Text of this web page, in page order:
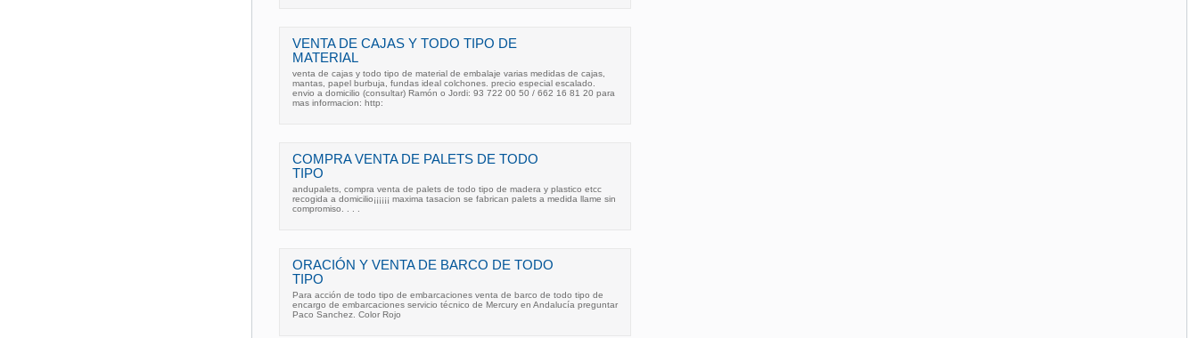
VENTA DE CAJAS Y TODO TIPO DE
MATERIAL
venta de cajas y todo tipo de material de embalaje varias medidas de cajas,
mantas, papel burbuja, fundas ideal colchones. precio especial escalado.
envio a domicilio (consultar) Ramón o Jordi: 93 722 00 50 / 662 16 81 20 para
mas informacion: http:
COMPRA VENTA DE PALETS DE TODO
TIPO
andupalets, compra venta de palets de todo tipo de madera y plastico etcc
recogida a domicilio¡¡¡¡¡¡ maxima tasacion se fabrican palets a medida llame sin
compromiso. . . .
ORACIÓN Y VENTA DE BARCO DE TODO
TIPO
Para acción de todo tipo de embarcaciones venta de barco de todo tipo de
encargo de embarcaciones servicio técnico de Mercury en Andalucía preguntar
Paco Sanchez. Color Rojo